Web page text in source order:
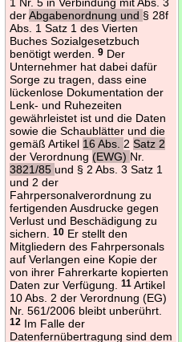
derAbgabenordnung und § 28f
Abs. 1 Satz 1 des Vierten
Buches Sozialgesetzbuch
benötigt werden.9 Der
Unternehmer hat dabei dafür
Sorge zu tragen, dass eine
lückenlose Dokumentation der
Lenk- und Ruhezeiten
gewährleistet ist und die Daten
sowie die Schaublätter und die
gemäß Artikel 16 Abs. 2Satz 2
der Verordnung (EWG) Nr.
3821/85und § 2 Abs. 3 Satz 1
und 2 der
Fahrpersonalverordnung zu
fertigenden Ausdrucke gegen
Verlust und Beschädigung zu
sichern.10 Er stellt den
Mitgliedern des Fahrpersonals
auf Verlangen eine Kopie der
von ihrer Fahrerkarte kopierten
Daten zur Verfügung.11 Artikel
10 Abs. 2 der Verordnung (EG)
Nr. 561/2006 bleibt unberührt.
12 Im Falle der
Datenfernübertragung sind dem